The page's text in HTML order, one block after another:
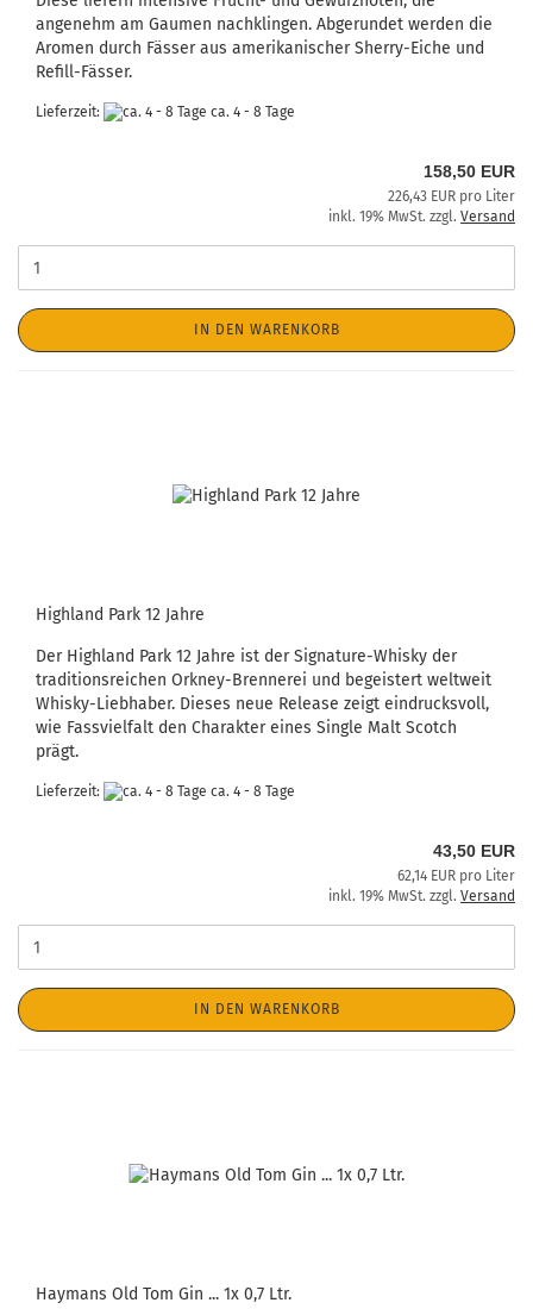
angenehm am Gaumen nachklingen. Abgerundet werden die
Aromen durch Fässer aus amerikanischer Sherry-Eiche und
Refill-Fässer.
Lieferzeit: ca. 4 - 8 Tage
158,50 EUR
226,43 EUR pro Liter
inkl. 19% MwSt. zzgl. Versand
IN DEN WARENKORB
Highland Park 12 Jahre
Der Highland Park 12 Jahre ist der Signature-Whisky der
traditionsreichen Orkney-Brennerei und begeistert weltweit
Whisky-Liebhaber. Dieses neue Release zeigt eindrucksvoll,
wie Fassvielfalt den Charakter eines Single Malt Scotch
prägt.
Lieferzeit: ca. 4 - 8 Tage
43,50 EUR
62,14 EUR pro Liter
inkl. 19% MwSt. zzgl. Versand
IN DEN WARENKORB
Haymans Old Tom Gin ... 1x 0,7 Ltr.